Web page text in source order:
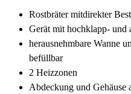
Rostbräter mitdirekter
Gerät mit hochklapp- und
herausnehmbare Wanne
befüllbar
2 Heizzonen
Abdeckung und Gehäuse